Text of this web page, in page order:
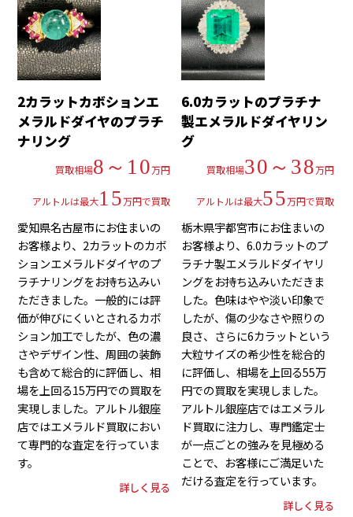
2カラットカボションエ
メラルドダイヤのプラチ
ナリング
買取相場8～10万円
アルトルは最大15万円で買取
愛知県名古屋市にお住まいの
お客様より、2カラットのカボ
ションエメラルドダイヤのプ
ラチナリングをお持ち込みい
ただきました。一般的には評
価が伸びにくいとされるカボ
ション加工でしたが、色の濃
さやデザイン性、周囲の装飾
も含めて総合的に評価し、相
場を上回る15万円での買取を
実現しました。アルトル銀座
店ではエメラルド買取におい
て専門的な査定を行っていま
す。
詳しく見る
6.0カラットのプラチナ
製エメラルドダイヤリン
グ
買取相場30～38万円
アルトルは最大55万円で買取
栃木県宇都宮市にお住まいの
お客様より、6.0カラットのプ
ラチナ製エメラルドダイヤリ
ングをお持ち込みいただきま
した。色味はやや淡い印象で
したが、傷の少なさや照りの
良さ、さらに6カラットという
大粒サイズの希少性を総合的
に評価し、相場を上回る55万
円での買取を実現しました。
アルトル銀座店ではエメラル
ド買取に注力し、専門鑑定士
が一点ごとの強みを見極める
ことで、お客様にご満足いた
だける査定を行っています。
詳しく見る